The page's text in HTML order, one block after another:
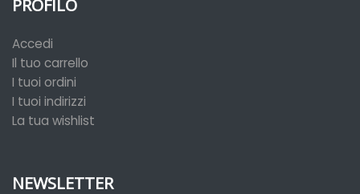
PROFILO
Accedi
Il tuo carrello
I tuoi ordini
I tuoi indirizzi
La tua wishlist
NEWSLETTER